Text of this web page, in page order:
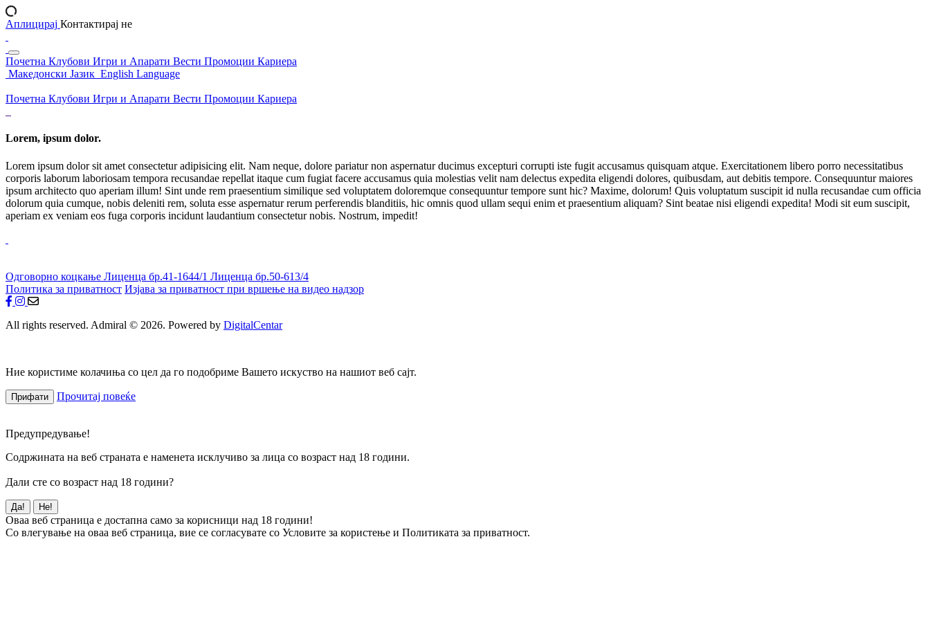
Аплицирај Контактирај не
Почетна Клубови Игри и Апарати Вести Промоции Кариера
Македонски Јазик English Language
Почетна Клубови Игри и Апарати Вести Промоции Кариера
Lorem, ipsum dolor.
Lorem ipsum dolor sit amet consectetur adipisicing elit. Nam neque, dolore pariatur non aspernatur ducimus excepturi corrupti iste fugit accusamus quisquam atque. Exercitationem libero porro necessitatibus
corporis laborum laboriosam tempora recusandae repellat itaque cum fugiat facere accusamus quia molestias velit nam delectus expedita eligendi dolores, quibusdam, aut debitis tempore. Consequuntur maiores
ipsum architecto quo aperiam illum! Sint unde rem praesentium similique sed voluptatem doloremque consequuntur tempore sunt hic? Maxime, dolorum! Quis voluptatum suscipit id nulla recusandae cum officia
dolorum quia cumque, nobis deleniti rem, soluta esse aspernatur rerum perferendis blanditiis, hic omnis quod ullam sequi enim et praesentium aliquam? Sint beatae nisi eligendi expedita! Modi sit eum suscipit,
aperiam ex veniam eos fuga corporis incidunt laudantium consectetur nobis. Nostrum, impedit!
Одговорно коцкање Лиценца бр.41-1644/1 Лиценца бр.50-613/4
Политика за приватност Изјава за приватност при вршење на видео надзор
All rights reserved. Admiral © 2026. Powered by DigitalCentar
Ние користиме колачиња со цел да го подобриме Вашето искуство на нашиот веб сајт.
Прифати Прочитај повеќе
Предупредување!
Содржината на веб страната е наменета исклучиво за лица со возраст над 18 години.
Дали сте со возраст над 18 години?
Да! Не!
Оваа веб страница е достапна само за корисници над 18 години!
Со влегување на оваа веб страница, вие се согласувате со Условите за користење и Политиката за приватност.